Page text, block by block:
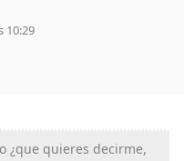
10:29
¿que quieres decirme,